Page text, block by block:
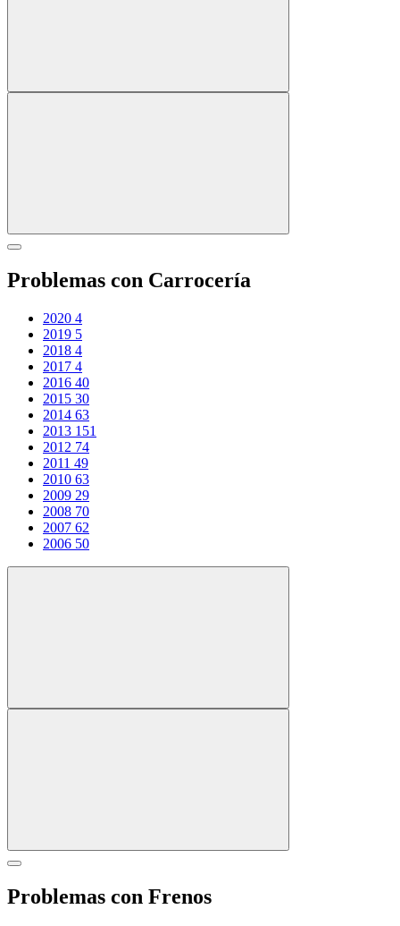
Problemas con Carrocería
2020 4
2019 5
2018 4
2017 4
2016 40
2015 30
2014 63
2013 151
2012 74
2011 49
2010 63
2009 29
2008 70
2007 62
2006 50
Problemas con Frenos